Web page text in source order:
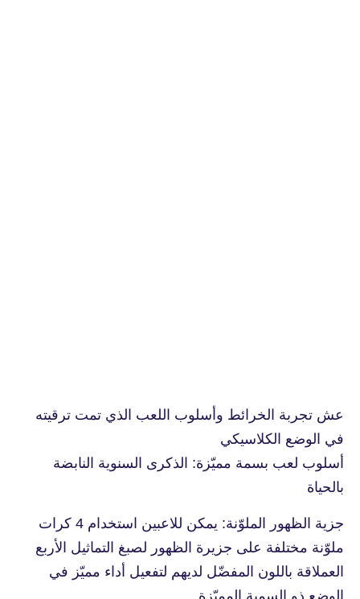
عش تجربة الخرائط وأسلوب اللعب الذي تمت ترقيته
في الوضع الكلاسيكي
أسلوب لعب بسمة مميّزة: الذكرى السنوية النابضة
بالحياة
جزية الظهور الملوّنة: يمكن للاعبين استخدام 4 كرات
ملوّنة مختلفة على جزيرة الظهور لصبغ التماثيل الأربع
العملاقة باللون المفضّل لديهم لتفعيل أداء مميّز في
الوضع ذو السمية المميّزة